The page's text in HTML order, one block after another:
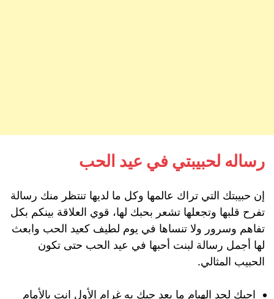
رساله لحبيبتي في عيد الحب
إن حبيبتك التي تراك عالمها وكل ما لديها تنتظر منك رسالة
تفرح قلبها وتجعلها تشعر بحبك لها، قوي العلاقة بينكم بكل
تفاهم وسرور ولا تنساها في يوم لطيف كعيد الحب وابعث
لها أجمل رسالة لبنت أحبها في عيد الحب حتى تكون
الحبيب المثالي.
احبك لحد الهيام ما بعد حبك به غرام الأول انت بالأمام